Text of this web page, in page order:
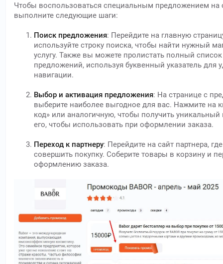
Чтобы воспользоваться специальным предложением на
выполните следующие шаги:
Поиск предложения: Перейдите на главную
используйте строку поиска, чтобы найти нужный
услугу. Также вы можете пролистать полный
предложений, используя буквенный указатель для
навигации.
Выбор и активация предложения: На странице с
выберите наиболее выгодное для вас. Нажмите на
код» или аналогичную, чтобы получить уникальный
его, чтобы использовать при оформлении заказа.
Переход к партнеру: Перейдите на сайт партнера,
совершить покупку. Соберите товары в корзину и
оформлению заказа.